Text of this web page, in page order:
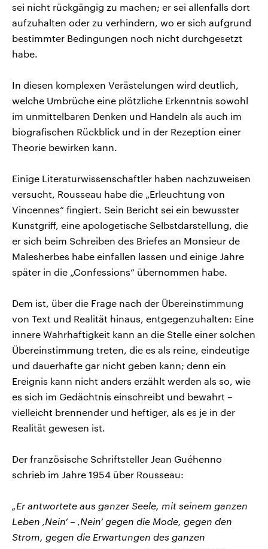
sei nicht rückgängig zu machen; er sei allenfalls dort
aufzuhalten oder zu verhindern, wo er sich aufgrund
bestimmter Bedingungen noch nicht durchgesetzt
habe.
In diesen komplexen Verästelungen wird deutlich,
welche Umbrüche eine plötzliche Erkenntnis sowohl
im unmittelbaren Denken und Handeln als auch im
biografischen Rückblick und in der Rezeption einer
Theorie bewirken kann.
Einige Literaturwissenschaftler haben nachzuweisen
versucht, Rousseau habe die „Erleuchtung von
Vincennes“ fingiert. Sein Bericht sei ein bewusster
Kunstgriff, eine apologetische Selbstdarstellung, die
er sich beim Schreiben des Briefes an Monsieur de
Malesherbes habe einfallen lassen und einige Jahre
später in die „Confessions“ übernommen habe.
Dem ist, über die Frage nach der Übereinstimmung
von Text und Realität hinaus, entgegenzuhalten: Eine
innere Wahrhaftigkeit kann an die Stelle einer solchen
Übereinstimmung treten, die es als reine, eindeutige
und dauerhafte gar nicht geben kann; denn ein
Ereignis kann nicht anders erzählt werden als so, wie
es sich im Gedächtnis einschreibt und bewahrt –
vielleicht brennender und heftiger, als es je in der
Realität gewesen ist.
Der französische Schriftsteller Jean Guéhenno
schrieb im Jahre 1954 über Rousseau:
„Er antwortete aus ganzer Seele, mit seinem ganzen
Leben ‚Nein‘ – ‚Nein‘ gegen die Mode, gegen den
Strom, gegen die Erwartungen des ganzen